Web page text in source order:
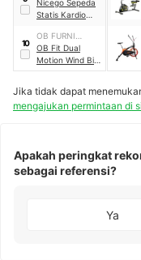
Nicego Sepeda
Statis Kardio
10
OB FURNI
INTERINDO
OB Fit Dual
Motion Wind Bike
｜OB-6111
Jika tidak dapat
mengajukan permintaan di
Apakah peringkat
sebagai referensi?
Ya